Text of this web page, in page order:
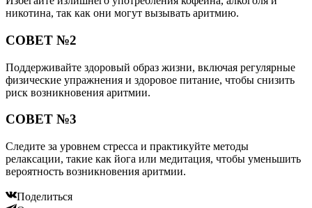
никотина, так как они могут вызывать аритмию.
СОВЕТ №2
Поддерживайте здоровый образ жизни, включая регулярные
физические упражнения и здоровое питание, чтобы снизить
риск возникновения аритмии.
СОВЕТ №3
Следите за уровнем стресса и практикуйте методы
релаксации, такие как йога или медитация, чтобы уменьшить
вероятность возникновения аритмии.
Поделиться